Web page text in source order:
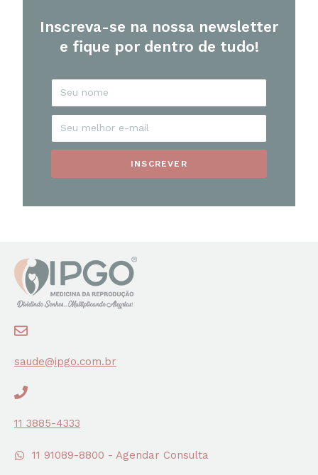
Inscreva-se na nossa newsletter
e fique por dentro de tudo!
INSCREVER
saude@ipgo.com.br
11 3885-4333
11 91089-8800 - Agendar Consulta